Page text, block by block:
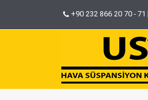
+90 232 866 20 70 - 71 |